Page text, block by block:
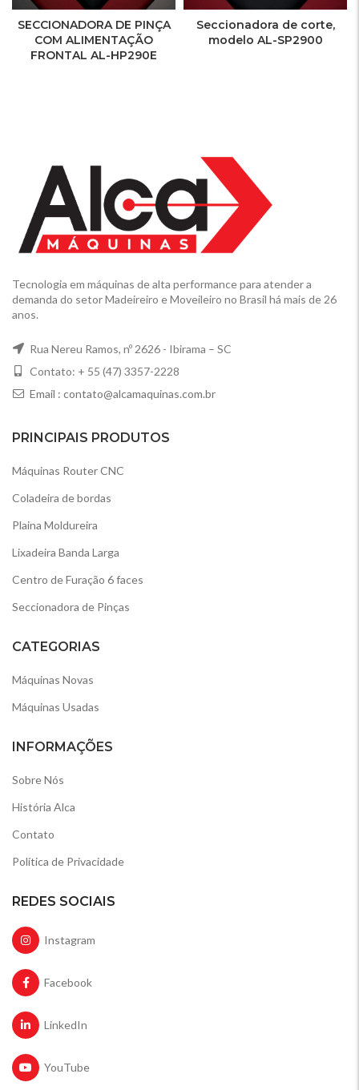
SECCIONADORA DE PINÇA
COM ALIMENTAÇÃO
FRONTAL AL-HP290E
Seccionadora de corte,
modelo AL-SP2900
Tecnologia em máquinas de alta performance para atender a
demanda do setor Madeireiro e Moveileiro no Brasil há mais de 26
anos.
Rua Nereu Ramos, nº 2626 - Ibirama – SC
Contato: + 55 (47) 3357-2228
Email : contato@alcamaquinas.com.br
PRINCIPAIS PRODUTOS
Máquinas Router CNC
Coladeira de bordas
Plaina Moldureira
Lixadeira Banda Larga
Centro de Furação 6 faces
Seccionadora de Pinças
CATEGORIAS
Máquinas Novas
Máquinas Usadas
INFORMAÇÕES
Sobre Nós
História Alca
Contato
Política de Privacidade
REDES SOCIAIS
Instagram
Facebook
LinkedIn
YouTube